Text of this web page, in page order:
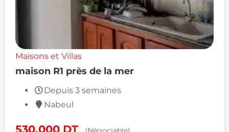
Maisons et Villas
maison R1 près de la mer
Depuis 3 semaines
Nabeul
530,000 DT